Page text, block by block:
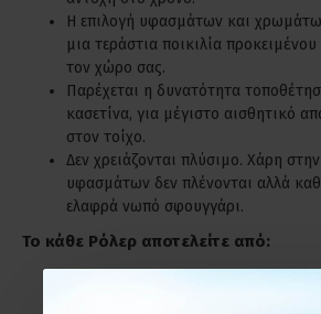
Η επιλογή υφασμάτων και
μια τεράστια ποικιλία
τον χώρο σας.
Παρέχεται η δυνατότητα
κασετίνα, για μέγιστο αισθητικό
στον τοίχο.
Δεν χρειάζονται πλύσιμο. Χάρη
υφασμάτων δεν πλένονται αλλά
ελαφρά νωπό σφουγγάρι.
Το κάθε Ρόλερ αποτελείτε από: